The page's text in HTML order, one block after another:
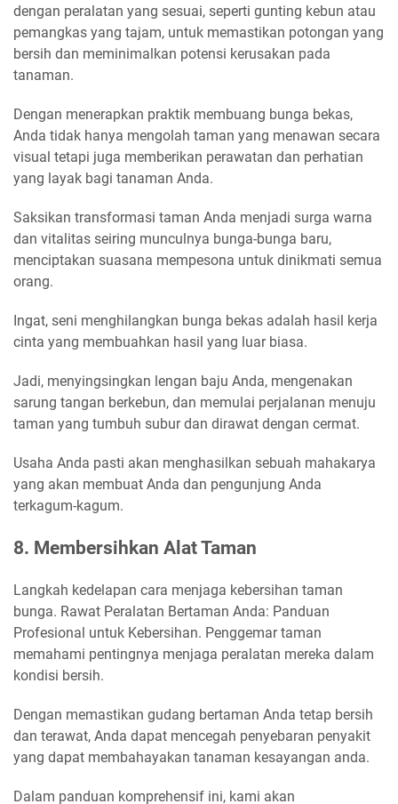
dengan peralatan yang sesuai, seperti gunting kebun atau
pemangkas yang tajam, untuk memastikan potongan yang
bersih dan meminimalkan potensi kerusakan pada
tanaman.
Dengan menerapkan praktik membuang bunga bekas,
Anda tidak hanya mengolah taman yang menawan secara
visual tetapi juga memberikan perawatan dan perhatian
yang layak bagi tanaman Anda.
Saksikan transformasi taman Anda menjadi surga warna
dan vitalitas seiring munculnya bunga-bunga baru,
menciptakan suasana mempesona untuk dinikmati semua
orang.
Ingat, seni menghilangkan bunga bekas adalah hasil kerja
cinta yang membuahkan hasil yang luar biasa.
Jadi, menyingsingkan lengan baju Anda, mengenakan
sarung tangan berkebun, dan memulai perjalanan menuju
taman yang tumbuh subur dan dirawat dengan cermat.
Usaha Anda pasti akan menghasilkan sebuah mahakarya
yang akan membuat Anda dan pengunjung Anda
terkagum-kagum.
8. Membersihkan Alat Taman
Langkah kedelapan cara menjaga kebersihan taman
bunga. Rawat Peralatan Bertaman Anda: Panduan
Profesional untuk Kebersihan. Penggemar taman
memahami pentingnya menjaga peralatan mereka dalam
kondisi bersih.
Dengan memastikan gudang bertaman Anda tetap bersih
dan terawat, Anda dapat mencegah penyebaran penyakit
yang dapat membahayakan tanaman kesayangan anda.
Dalam panduan komprehensif ini, kami akan